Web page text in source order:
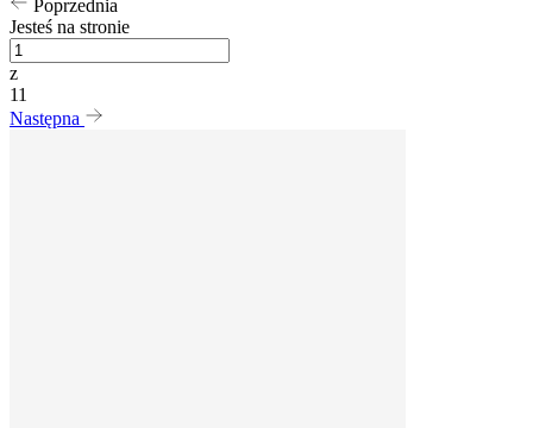
Poprzednia
Jesteś na stronie
z
11
Następna